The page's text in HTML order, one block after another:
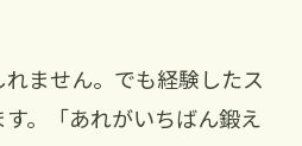
ません。でも経験したス
。「あれがいちばん鍛え